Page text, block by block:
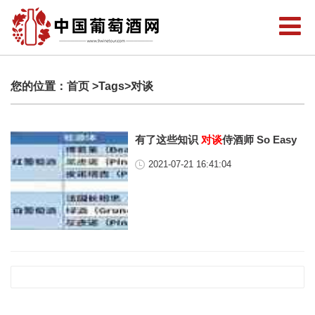
您的位置： 首页 >Tags>对谈
有了这些知识 对谈侍酒师 So Easy
2021-07-21 16:41:04